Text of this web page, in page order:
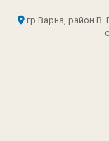
гр.Варна, район В.